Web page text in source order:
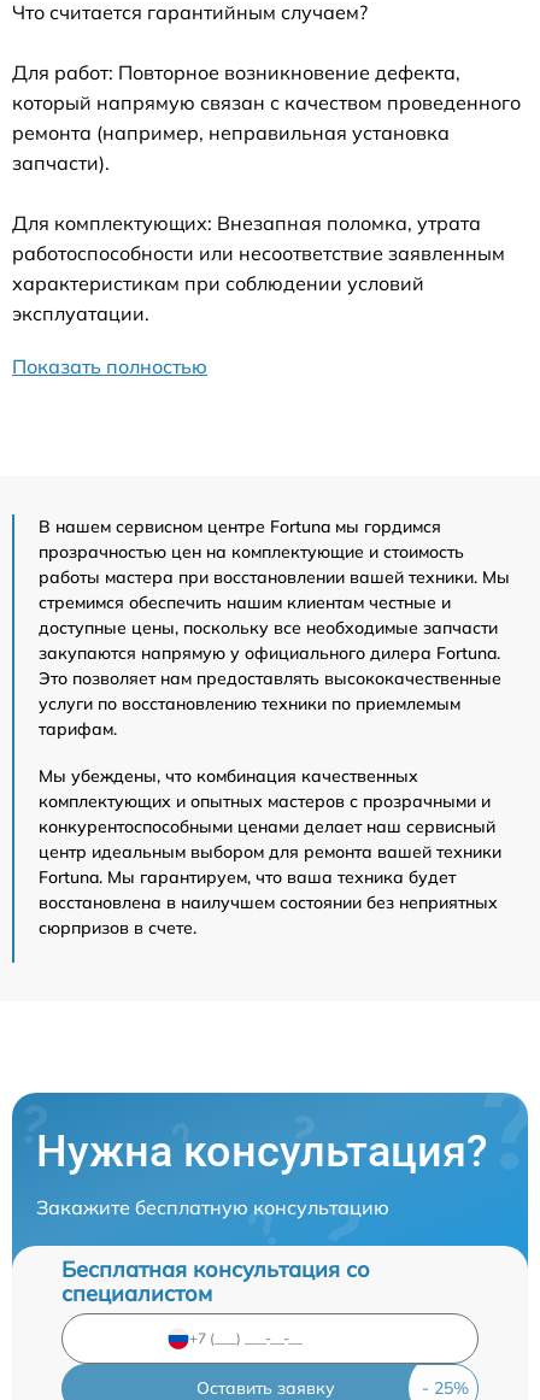
Что считается гарантийным случаем?
Для работ: Повторное возникновение дефекта,
который напрямую связан с качеством проведенного
ремонта (например, неправильная установка
запчасти).
Для комплектующих: Внезапная поломка, утрата
работоспособности или несоответствие заявленным
характеристикам при соблюдении условий
эксплуатации.
Показать полностью
В нашем сервисном центре Fortuna мы гордимся
прозрачностью цен на комплектующие и стоимость
работы мастера при восстановлении вашей техники. Мы
стремимся обеспечить нашим клиентам честные и
доступные цены, поскольку все необходимые запчасти
закупаются напрямую у официального дилера Fortuna.
Это позволяет нам предоставлять высококачественные
услуги по восстановлению техники по приемлемым
тарифам.
Мы убеждены, что комбинация качественных
комплектующих и опытных мастеров с прозрачными и
конкурентоспособными ценами делает наш сервисный
центр идеальным выбором для ремонта вашей техники
Fortuna. Мы гарантируем, что ваша техника будет
восстановлена в наилучшем состоянии без неприятных
сюрпризов в счете.
Нужна консультация?
Закажите бесплатную консультацию
Бесплатная консультация со
специалистом
Оставить заявку